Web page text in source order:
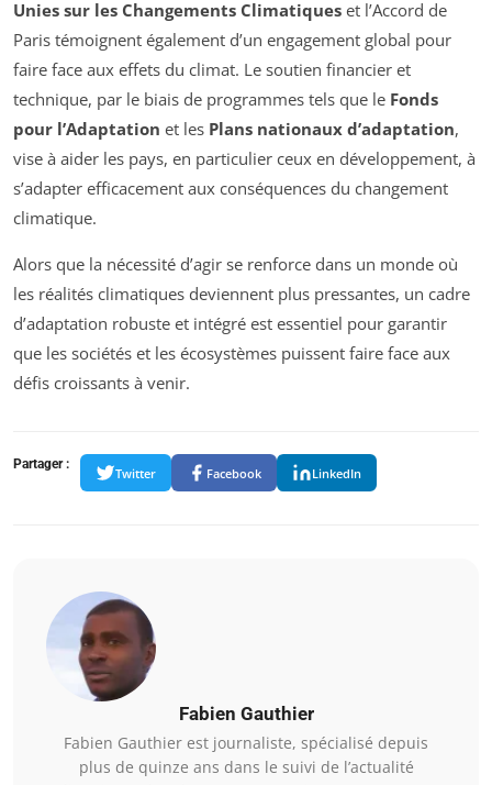
Unies sur les Changements Climatiques et l’Accord de
Paris témoignent également d’un engagement global pour
faire face aux effets du climat. Le soutien financier et
technique, par le biais de programmes tels que le Fonds
pour l’Adaptation et les Plans nationaux d’adaptation,
vise à aider les pays, en particulier ceux en développement, à
s’adapter efficacement aux conséquences du changement
climatique.
Alors que la nécessité d’agir se renforce dans un monde où
les réalités climatiques deviennent plus pressantes, un cadre
d’adaptation robuste et intégré est essentiel pour garantir
que les sociétés et les écosystèmes puissent faire face aux
défis croissants à venir.
Partager :
Twitter Facebook LinkedIn
Fabien Gauthier
Fabien Gauthier est journaliste, spécialisé depuis
plus de quinze ans dans le suivi de l’actualité